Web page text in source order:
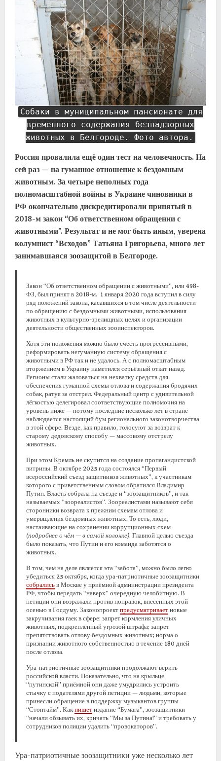
Собаки в муниципальном пансионате для
временного содержания безнадзорных
животных в Белгороде. Фото автора.
Россия провалила ещё один тест на человечность. На
сей раз — на гуманное отношение к бездомным
животным. За четыре неполных года
полномасштабной войны в Украине чиновники в
РФ окончательно дискредитировали принятый в
2018-м закон “Об ответственном обращении с
животными”. Результат и не мог быть иным, уверена
колумнист “Всходов” Татьяна Григорьева, много лет
занимавшаяся зоозащитой в Белгороде.
Закон “Об ответственном обращении с животными”, или 498-
ФЗ, был принят в 2018-м. 1 января 2020 года вступил в силу
ряд положений закона, касавшихся в том числе деятельности
по обращению с бездомными животными, использования
животных в культурно-зрелищных целях и организации
деятельности общественных зооинспекторов.
Хотя эти положения можно было счесть прогрессивными,
реформировать негуманную систему обращения с
животными в РФ так и не удалось. А с полномасштабным
вторжением в Украину наметился серьёзный откат назад.
Регионы стали жаловаться на нехватку средств для
обеспечения гуманной схемы отлова и содержания бродячих
собак, ратуя за отстрел. Федеральный центр с удивительной
лёгкостью делегировал соответствующие полномочия на
уровень ниже — потому последние несколько лет в стране
наблюдается настоящий бум регионального законотворчества
в этой сфере. Везде, как правило, голосуют за возврат к
старому дедовскому способу — массовому отстрелу
животных.
При этом Кремль не скупится на создание пропагандистской
витрины. В октябре 2025 года состоялся “Первый
всероссийский съезд защитников животных”, к участникам
которого с приветственным словом обратился Владимир
Путин. Власть собрала на съезде и “зоозащитников”, и так
называемых “зоореалистов”. Зоореалистами называют себя
сторонники возврата к прежним схемам отлова и
умервщления бездомных животных. То есть, люди,
настаивающие на сохранении коррупционных схем
(подробнее о чём — в самой колонке). Главной целью съезда
было показать, что Путин и его команда заботятся о
животных.
В том, чем на деле является эта “забота”, можно было легко
убедиться 25 октября, когда ура-патриотичные зоозащитники
собралисьв Москве у приёмной администрации президента
РФ, чтобы передать “наверх” очередную челобитную. В
петиции они возражали против поправок, внесенных этой
осенью в Госдуму. Законопроект предусматриваетновые
закручивания гаек в сфере: запрет кормления уличных
животных, подкреплённый угрозой штрафа; запрет
препятствовать отлову бездомных животных; норма о
признании животного собственностью в течение 180 дней
после отлова.
Ура-патриотичные зоозащитники продолжают верить
российской власти. Показательно, что на крыльце
“путинской” приёмной они даже умудрились устроить
стычку с подателями другой петиции — людьми, которые
принесли обращение в поддержку музыкантов группы
“Стоптайм”. Как пишетиздание “Бумага”, зоозащитники
“начали обзывать их, кричать “Мы за Путина!” и требовать у
сотрудников полиции удалить “провокаторов”.
Ура-патриотичные зоозащитники уже несколько лет